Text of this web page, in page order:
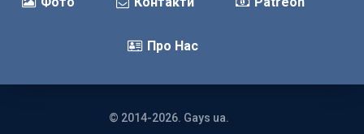
Про Нас
© 2014-2026. Gays ua.